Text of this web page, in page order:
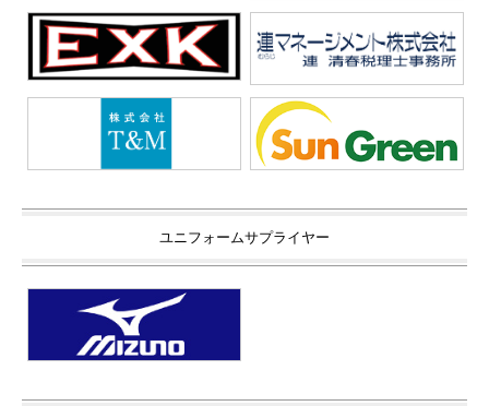
ユニフォームサプライヤー